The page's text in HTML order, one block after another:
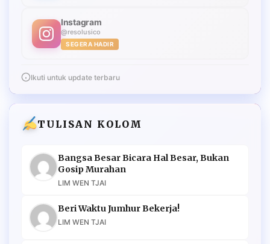
Instagram
@resolusico
SEGERA HADIR
Ikuti untuk update terbaru
TULISAN KOLOM
Bangsa Besar Bicara Hal Besar, Bukan
Gosip Murahan
LIM WEN TJAI
Beri Waktu Jumhur Bekerja!
LIM WEN TJAI